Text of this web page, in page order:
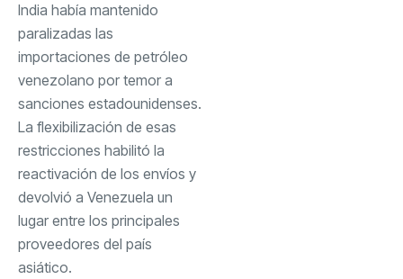
India había mantenido
paralizadas las
importaciones de petróleo
venezolano por temor a
sanciones estadounidenses.
La flexibilización de esas
restricciones habilitó la
reactivación de los envíos y
devolvió a Venezuela un
lugar entre los principales
proveedores del país
asiático.